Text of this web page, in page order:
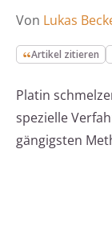
Von Lukas
Artikel zitieren
Platin
spezielle
gängigsten